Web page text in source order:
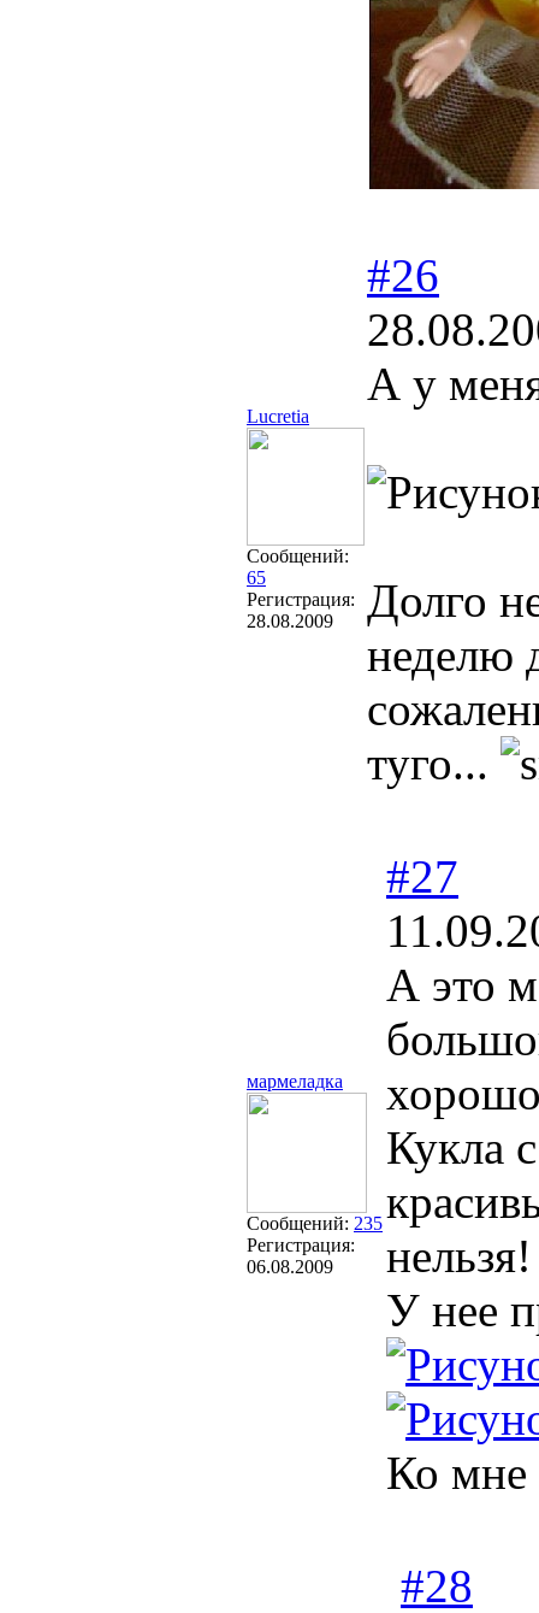
Lucretia
Сообщений:
65
Регистрация:
28.08.2009
#26
А у
Долго
неделю
туго...
мармеладка
Сообщений: 235
Регистрация:
06.08.2009
#27
А это
Кукла
нельзя!
У нее
Ко
#28